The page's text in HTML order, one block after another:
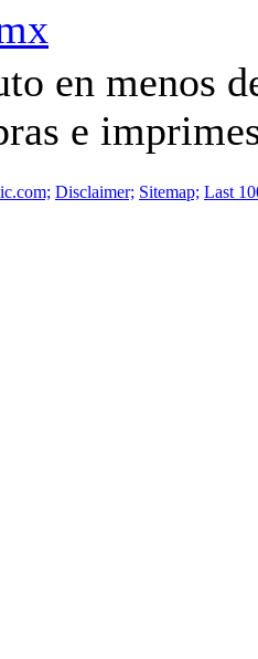
en menos
e
Disclaimer; Sitemap; Last